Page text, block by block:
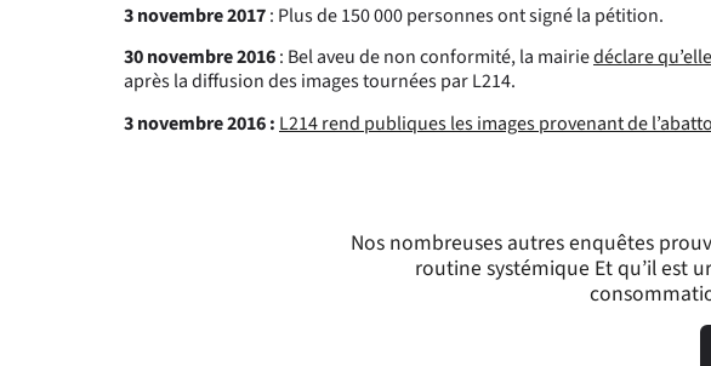
3 novembre 2017: Plus de 150 000 personnes ont signé la pétition.
30 novembre 2016: Bel aveu de non conformité, la mairiedéclare
après la diffusion des images tournées par L214.
3 novembre 2016 : L214 rend publiques les images provenant de
Nos nombreuses autres enquêtes
routine systémique Et qu’il est